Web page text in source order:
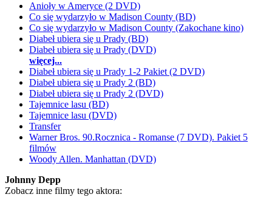
Anioły w Ameryce (2 DVD)
Co się wydarzyło w Madison County (BD)
Co się wydarzyło w Madison County (Zakochane kino)
Diabeł ubiera się u Prady (BD)
Diabeł ubiera się u Prady (DVD)
więcej...
Diabeł ubiera się u Prady 1-2 Pakiet (2 DVD)
Diabeł ubiera się u Prady 2 (BD)
Diabeł ubiera się u Prady 2 (DVD)
Tajemnice lasu (BD)
Tajemnice lasu (DVD)
Transfer
Warner Bros. 90.Rocznica - Romanse (7 DVD). Pakiet 5
filmów
Woody Allen. Manhattan (DVD)
Johnny Depp
Zobacz inne filmy tego aktora: